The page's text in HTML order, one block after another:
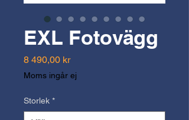
EXL Fotovägg
8 490,00 krPris
Moms ingår ej
Storlek *